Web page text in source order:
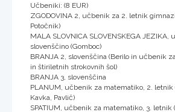
Učbeniki: (8 EUR)
ZGODOVINA 2, učbenik za 2. letnik
Potočnik)
MALA SLOVNICA SLOVENSKEGA JEZIKA,
slovenščino (Gomboc)
BRANJA 2, slovenščina (Berilo in učbenik
in štiriletnih strokovnih šol)
BRANJA 3, slovenščina
PLANUM, učbenik za matematiko, 2. letnik
Kavka, Pavlič)
SPATIUM, učbenik za matematiko, 3. letnik